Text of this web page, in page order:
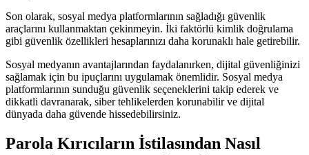
Son olarak, sosyal medya platformlarının sağladığı güvenlik
araçlarını kullanmaktan çekinmeyin. İki faktörlü kimlik doğrulama
gibi güvenlik özellikleri hesaplarınızı daha korunaklı hale getirebilir.
Sosyal medyanın avantajlarından faydalanırken, dijital güvenliğinizi
sağlamak için bu ipuçlarını uygulamak önemlidir. Sosyal medya
platformlarının sunduğu güvenlik seçeneklerini takip ederek ve
dikkatli davranarak, siber tehlikelerden korunabilir ve dijital
dünyada daha güvende hissedebilirsiniz.
Parola Kırıcıların İstilasından Nasıl